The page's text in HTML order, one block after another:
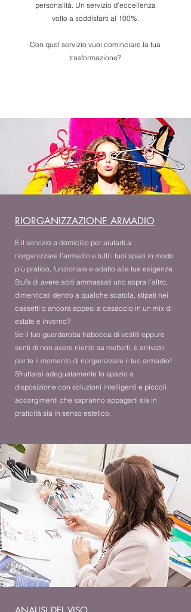
personalità. Un servizio d'eccellenza
volto a soddisfarti al 100%.
Con quel servizio vuoi cominciare la tua
trasformazione?
RIORGANIZZAZIONE ARMADIO
È il servizio a domicilio per aiutarti a
riorganizzare l’armadio e tutti i tuoi spazi in modo
più pratico, funzionale e adatto alle tue esigenze.
Stufa di avere abiti ammassati uno sopra l’altro,
dimenticati dentro a qualche scatola, stipati nei
cassetti o ancora appesi a casaccio in un mix di
estate e inverno?
Se il tuo guardaroba trabocca di vestiti eppure
senti di non avere niente sa metterti, è arrivato
per te il momento di riorganizzare il tuo armadio!
Sfruttarai adeguatamente lo spazio a
disposizione con soluzioni intelligenti e piccoli
accorgimenti che sapranno appagarti sia in
praticità sia in senso estetico.